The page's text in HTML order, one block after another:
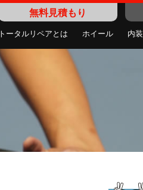
無料見積もり
トータルリペアとは ホイール 内装